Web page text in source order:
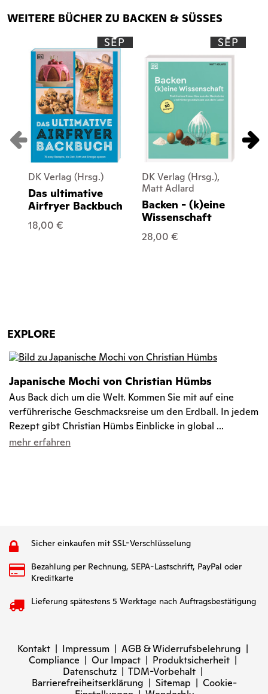
WEITERE BÜCHER ZU BACKEN & SÜSSES
SEP
DK Verlag (Hrsg.)
Das ultimative
Airfryer Backbuch
18,00 €
SEP
DK Verlag (Hrsg.),
Matt Adlard
Backen - (k)eine
Wissenschaft
28,00 €
EXPLORE
Japanische Mochi von Christian Hümbs
Aus Back dich um die Welt. Kommen Sie mit auf eine
verführerische Geschmacksreise um den Erdball. In jedem
Rezept gibt Christian Hümbs Einblicke in global ...
mehr erfahren
Sicher einkaufen mit SSL-Verschlüsselung
Bezahlung per Rechnung, SEPA-Lastschrift, PayPal oder
Kreditkarte
Lieferung spätestens 5 Werktage nach Auftragsbestätigung
Kontakt | Impressum | AGB & Widerrufsbelehrung |
Compliance | Our Impact | Produktsicherheit |
Datenschutz | TDM-Vorbehalt |
Barrierefreiheitserklärung | Sitemap | Cookie-